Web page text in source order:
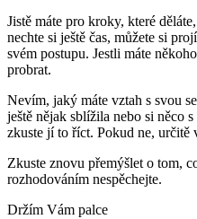
Jistě máte pro kroky, které
nechte si ještě čas, můžete si
svém postupu. Jestli máte
probrat.
Nevím, jaký máte vztah s svou
ještě nějak sblížila nebo si něco
zkuste jí to říct. Pokud ne, určitě
Zkuste znovu přemýšlet o tom,
rozhodováním nespěchejte.
Držím Vám palce